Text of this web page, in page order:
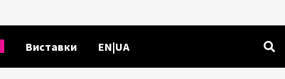
Виставки EN|UA